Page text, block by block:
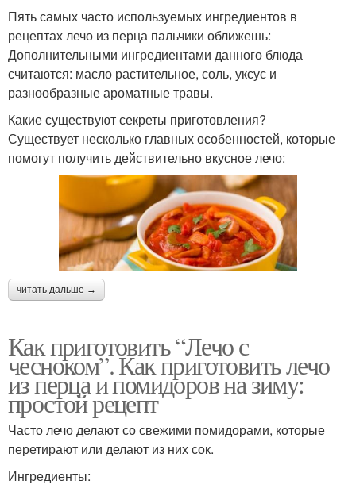
Пять самых часто используемых ингредиентов в
рецептах лечо из перца пальчики оближешь:
Дополнительными ингредиентами данного блюда
считаются: масло растительное, соль, уксус и
разнообразные ароматные травы.
Какие существуют секреты приготовления?
Существует несколько главных особенностей, которые
помогут получить действительно вкусное лечо:
читать дальше →
Как приготовить “Лечо с
чесноком”. Как приготовить лечо
из перца и помидоров на зиму:
простой рецепт
Часто лечо делают со свежими помидорами, которые
перетирают или делают из них сок.
Ингредиенты: